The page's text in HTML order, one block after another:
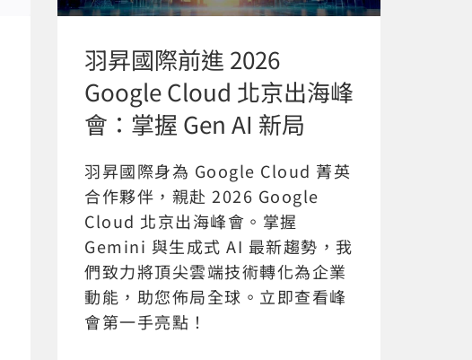
羽昇國際前進 2026
Google Cloud 北京出海峰
會：掌握 Gen AI 新局
羽昇國際身為 Google Cloud 菁英
合作夥伴，親赴 2026 Google
Cloud 北京出海峰會。掌握
Gemini 與生成式 AI 最新趨勢，我
們致力將頂尖雲端技術轉化為企業
動能，助您佈局全球。立即查看峰
會第一手亮點！